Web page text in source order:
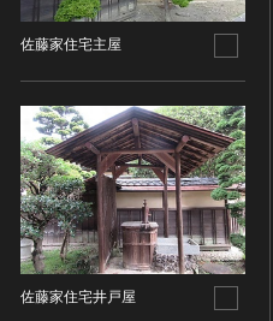
佐藤家住宅主屋
佐藤家住宅井戸屋
平安 [日本]
鎌倉 [日本]
南北朝 [日本]
室町 [日本]
安土・桃山 [日本]
江戸 [日本]
明治 [日本]
大正 [日本]
昭和以降 [日本]
住居建築
近世以前その他
近代その他
絵画
日本画
油彩画
水彩
素描
東洋画(日本画を除く)
所在地（市区町村）
所在地（市区町村）を選択
所蔵館
指定区分
指定区分を選択
国宝